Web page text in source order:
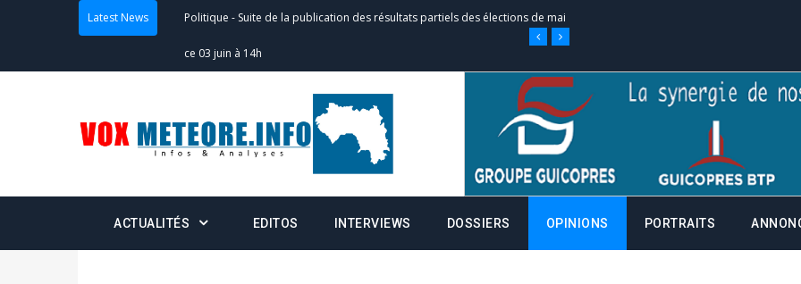
Latest News Politique - Suite de la publication des résultats partiels des élections de mai
ce 03 juin à 14h
Suite de la publication des résultats partiels des élections de mai
– mardi 02 juin à 17h
Politique - Scrutins : la DGE active un centre d’appel, joignable au 105, ouvert
24h/24 et 7j/7
Actualités Double scrutin du 31 mai : fin des campagnes ce jeudi 28 mai à
ACTUALITÉS EDITOS INTERVIEWS DOSSIERS OPINIONS PORTRAITS